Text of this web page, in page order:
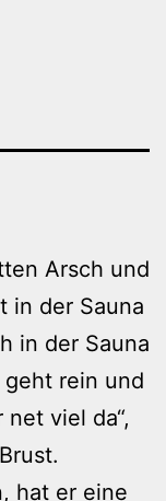
Arsch und
in der Sauna
in der Sauna
rein und
viel da“,
hat er eine